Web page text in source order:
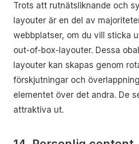
Trots att rutnätsliknande och
layouter är en del av
webbplatser, om du vill sticka
out-of-box-layouter. Dessa
layouter kan skapas genom
förskjutningar och
elementet över det andra. De
attraktiva ut.